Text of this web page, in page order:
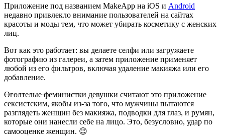
Приложение
по
удалению
макияжа
превращает
людей
в
прыщавых
зомби
Приложение под названием MakeApp на iOS и Android
недавно привлекло внимание пользователей на сайтах
красоты и моды тем, что может убирать косметику с женских
лиц.
Вот как это работает: вы делаете селфи или загружаете
фотографию из галереи, а затем приложение применяет
любой из его фильтров, включая удаление макияжа или его
добавление.
Оголтелые феминистки девушки считают это приложение
сексистским, якобы из-за того, что мужчины пытаются
разглядеть женщин без макияжа, подводки для глаз, и румян,
которые они нанесли себе на лицо. Это, безусловно, удар по
самооценке женщин. 😉